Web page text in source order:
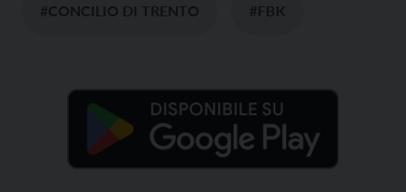
#CONCILIO DI TRENTO #FBK